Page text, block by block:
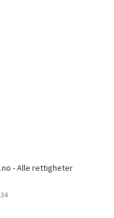
- Alle rettigheter